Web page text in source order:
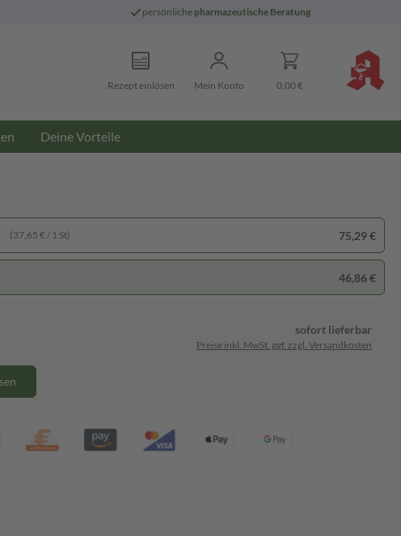
persönliche pharmazeutische Beratung
Rezept einlösen Mein Konto 0,00 €
Deine Vorteile
(37,65 € / 1 St) 75,29 €
46,86 €
sofort lieferbar
Preise inkl. MwSt. ggf. zzgl. Versandkosten